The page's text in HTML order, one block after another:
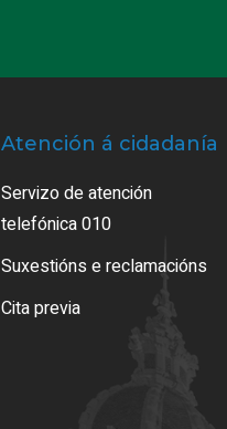
Atención á cidadanía
Servizo de atención
telefónica 010
Suxestións e reclamacións
Cita previa